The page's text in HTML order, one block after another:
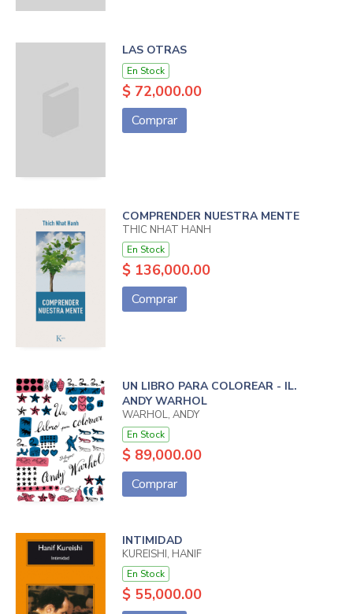
LAS OTRAS
En Stock
$ 72,000.00
Comprar
COMPRENDER NUESTRA MENTE
THIC NHAT HANH
En Stock
$ 136,000.00
Comprar
UN LIBRO PARA COLOREAR - IL.
ANDY WARHOL
WARHOL, ANDY
En Stock
$ 89,000.00
Comprar
INTIMIDAD
KUREISHI, HANIF
En Stock
$ 55,000.00